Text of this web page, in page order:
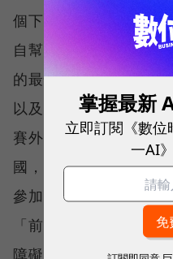
個下午。練習完畢之
自幫這些馬洗澡、刷
的最快方法，」陳泰銘
以及利用陳泰銘創辦
賽外，寒、暑假期間
國，找一流教練進行
參加大大小小的比賽，
「前年，我們去荷蘭
障礙就高達一．五公尺
掌握最新
立即訂閱《數
一AI